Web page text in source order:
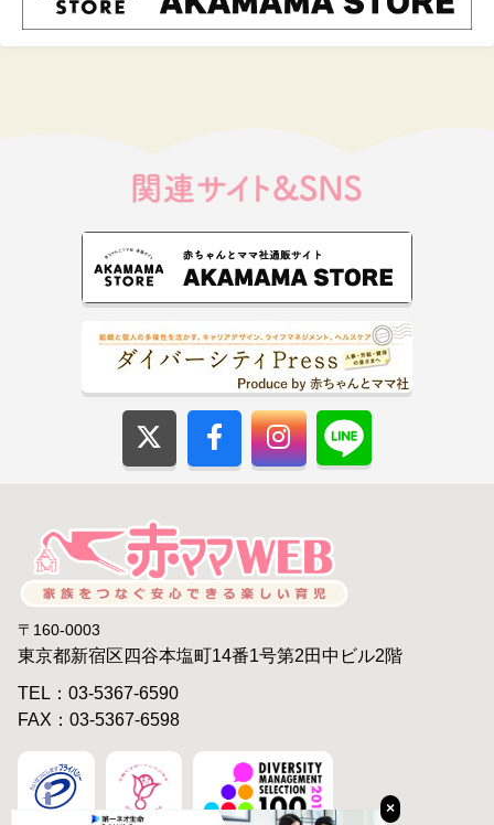
×
〒160-0003
東京都新宿区四谷本塩町14番1号第2田中ビル2階
TEL：03-5367-6590
FAX：03-5367-6598